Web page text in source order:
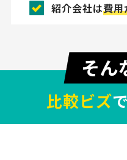
紹介会社は費用
比較ビズで
人気案件